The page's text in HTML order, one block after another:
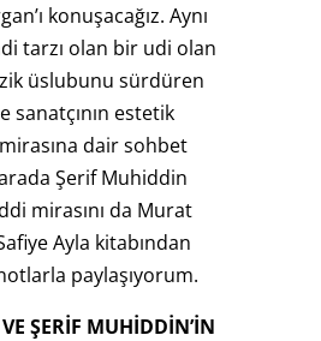
konuşacağız. Aynı
tarzı olan bir udi olan
üslubunu sürdüren
sanatçının estetik
dair sohbet
Şerif Muhiddin
mirasını da Murat
Ayla kitabından
notlarla paylaşıyorum.
ŞERİF MUHİDDİN’İN